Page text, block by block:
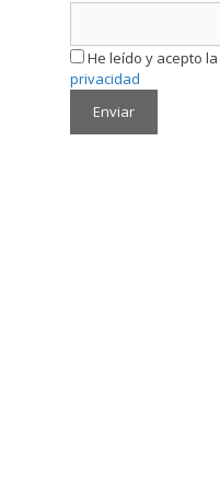
He leído y acepto la
privacidad